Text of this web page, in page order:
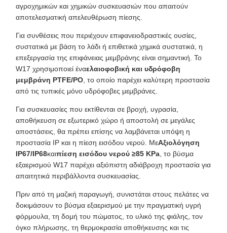
αγροχημικών και χημικών συσκευασιών που απαιτούν
αποτελεσματική απελευθέρωση πίεσης.
Για συνθέσεις που περιέχουν επιφανειοδραστικές ουσίες,
συστατικά με βάση το λάδι ή επιθετικά χημικά συστατικά, η
επεξεργασία της επιφάνειας μεμβράνης είναι σημαντική. Το
W17 χρησιμοποιεί έναελαιοφοβική και υδρόφοβη
μεμβράνη PTFE/PO, το οποίο παρέχει καλύτερη προστασία
από τις τυπικές μόνο υδρόφοβες μεμβράνες.
Για συσκευασίες που εκτίθενται σε βροχή, υγρασία,
αποθήκευση σε εξωτερικό χώρο ή αποστολή σε μεγάλες
αποστάσεις, θα πρέπει επίσης να λαμβάνεται υπόψη η
προστασία IP και η πίεση εισόδου νερού. ΜεΑξιολόγηση
IP67/IP68καιπίεση εισόδου νερού ≥85 KPa, το βύσμα
εξαερισμού W17 παρέχει αξιόπιστη αδιάβροχη προστασία για
απαιτητικά περιβάλλοντα συσκευασίας.
Πριν από τη μαζική παραγωγή, συνιστάται στους πελάτες να
δοκιμάσουν το βύσμα εξαερισμού με την πραγματική υγρή
φόρμουλα, τη δομή του πώματος, το υλικό της φιάλης, τον
όγκο πλήρωσης, τη θερμοκρασία αποθήκευσης και τις